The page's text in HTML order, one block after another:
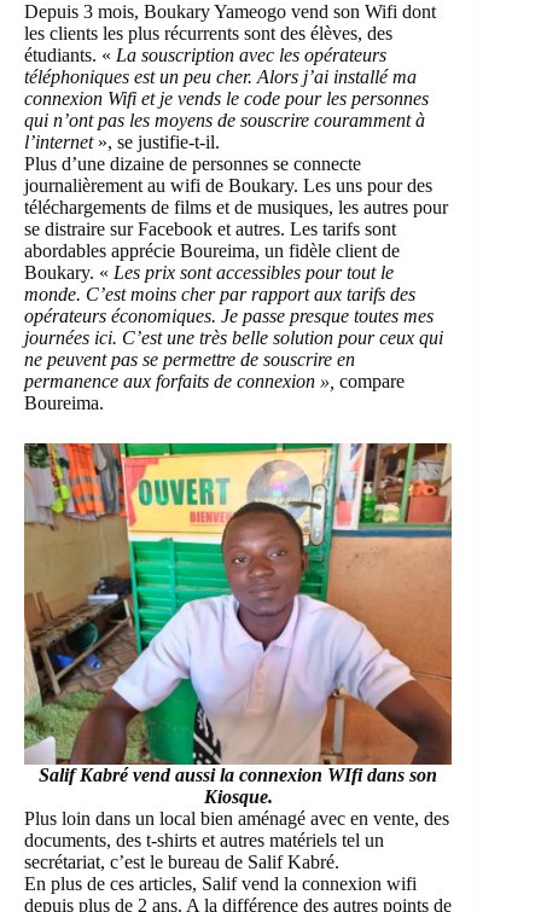
Depuis 3 mois, Boukary Yameogo vend son Wifi dont
les clients les plus récurrents sont des élèves, des
étudiants. « La souscription avec les opérateurs
téléphoniques est un peu cher. Alors j’ai installé ma
connexion Wifi et je vends le code pour les personnes
qui n’ont pas les moyens de souscrire couramment à
l’internet », se justifie-t-il.
Plus d’une dizaine de personnes se connecte
journalièrement au wifi de Boukary. Les uns pour des
téléchargements de films et de musiques, les autres pour
se distraire sur Facebook et autres. Les tarifs sont
abordables apprécie Boureima, un fidèle client de
Boukary. « Les prix sont accessibles pour tout le
monde. C’est moins cher par rapport aux tarifs des
opérateurs économiques. Je passe presque toutes mes
journées ici. C’est une très belle solution pour ceux qui
ne peuvent pas se permettre de souscrire en
permanence aux forfaits de connexion », compare
Boureima.
Salif Kabré vend aussi la connexion WIfi dans son
Kiosque.
Plus loin dans un local bien aménagé avec en vente, des
documents, des t-shirts et autres matériels tel un
secrétariat, c’est le bureau de Salif Kabré.
En plus de ces articles, Salif vend la connexion wifi
depuis plus de 2 ans. A la différence des autres points de